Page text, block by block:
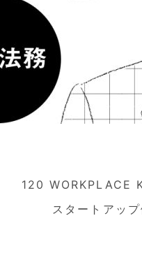
120 WORKPLACE
スタートアッ